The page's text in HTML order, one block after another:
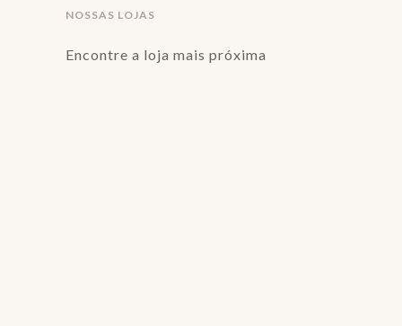
NOSSAS LOJAS
Encontre a loja mais próxima